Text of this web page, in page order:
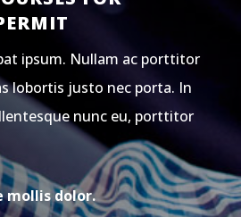
ipsum. Nullam ac porttitor
lobortis justo nec porta. In
nunc eu, porttitor
mollis dolor.